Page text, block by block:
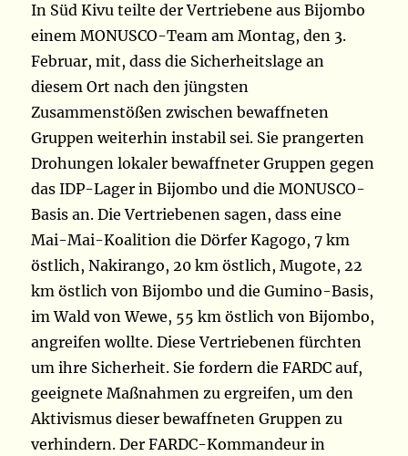
In Süd Kivu teilte der Vertriebene aus Bijombo
einem MONUSCO-Team am Montag, den 3.
Februar, mit, dass die Sicherheitslage an
diesem Ort nach den jüngsten
Zusammenstößen zwischen bewaffneten
Gruppen weiterhin instabil sei. Sie prangerten
Drohungen lokaler bewaffneter Gruppen gegen
das IDP-Lager in Bijombo und die MONUSCO-
Basis an. Die Vertriebenen sagen, dass eine
Mai-Mai-Koalition die Dörfer Kagogo, 7 km
östlich, Nakirango, 20 km östlich, Mugote, 22
km östlich von Bijombo und die Gumino-Basis,
im Wald von Wewe, 55 km östlich von Bijombo,
angreifen wollte. Diese Vertriebenen fürchten
um ihre Sicherheit. Sie fordern die FARDC auf,
geeignete Maßnahmen zu ergreifen, um den
Aktivismus dieser bewaffneten Gruppen zu
verhindern. Der FARDC-Kommandeur in